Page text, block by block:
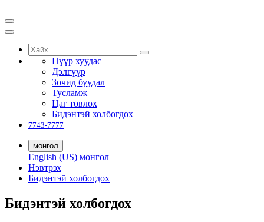
Нүүр хуудас
Дэлгүүр
Зочид буудал
Тусламж
Цаг товлох
Бидэнтэй холбогдох
7743-7777
монгол
English (US) монгол
Нэвтрэх
Бидэнтэй холбогдох
Бидэнтэй холбогдох